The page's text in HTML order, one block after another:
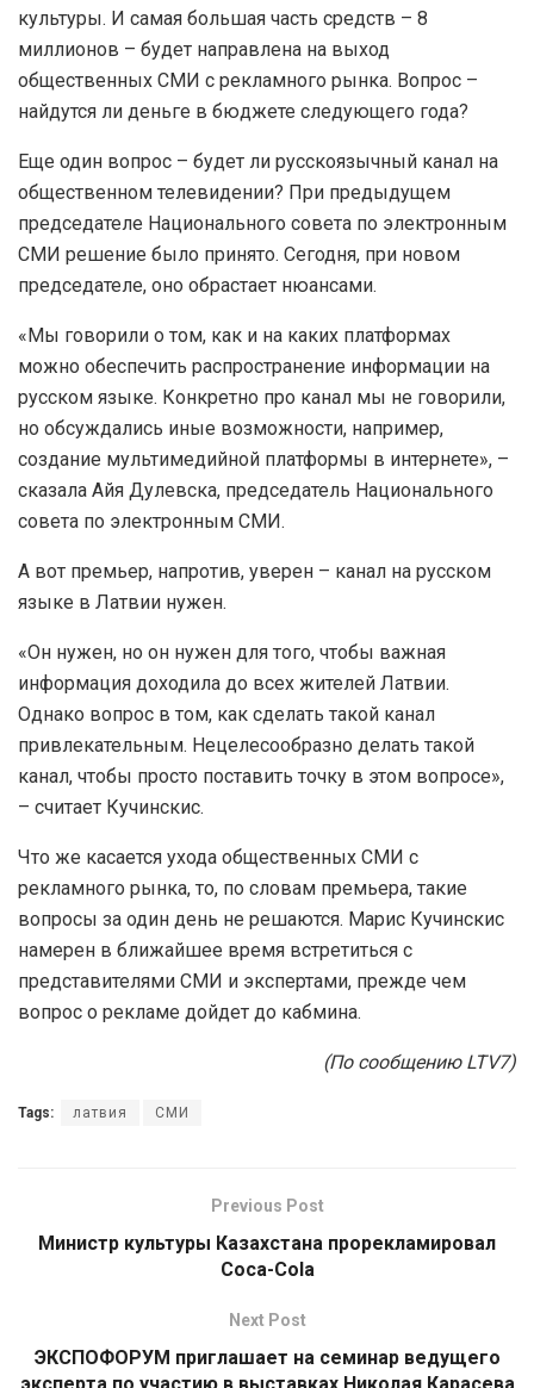
культуры. И самая большая часть средств – 8
миллионов – будет направлена на выход
общественных СМИ с рекламного рынка. Вопрос –
найдутся ли деньге в бюджете следующего года?
Еще один вопрос – будет ли русскоязычный канал на
общественном телевидении? При предыдущем
председателе Национального совета по электронным
СМИ решение было принято. Сегодня, при новом
председателе, оно обрастает нюансами.
«Мы говорили о том, как и на каких платформах
можно обеспечить распространение информации на
русском языке. Конкретно про канал мы не говорили,
но обсуждались иные возможности, например,
создание мультимедийной платформы в интернете», –
сказала Айя Дулевска, председатель Национального
совета по электронным СМИ.
А вот премьер, напротив, уверен – канал на русском
языке в Латвии нужен.
«Он нужен, но он нужен для того, чтобы важная
информация доходила до всех жителей Латвии.
Однако вопрос в том, как сделать такой канал
привлекательным. Нецелесообразно делать такой
канал, чтобы просто поставить точку в этом вопросе»,
– считает Кучинскис.
Что же касается ухода общественных СМИ с
рекламного рынка, то, по словам премьера, такие
вопросы за один день не решаются. Марис Кучинскис
намерен в ближайшее время встретиться с
представителями СМИ и экспертами, прежде чем
вопрос о рекламе дойдет до кабмина.
(По сообщению LTV7)
Tags: латвия СМИ
Previous Post
Министр культуры Казахстана прорекламировал
Coca-Cola
Next Post
ЭКСПОФОРУМ приглашает на семинар ведущего